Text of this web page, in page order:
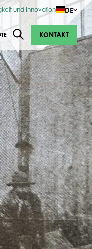
und Innovation DE
KONTAKT